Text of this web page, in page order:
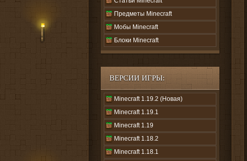
Предметы Minecraft
Мобы Minecraft
Блоки Minecraft
ВЕРСИИ ИГРЫ:
Minecraft 1.19.2 (Новая)
Minecraft 1.19.1
Minecraft 1.19
Minecraft 1.18.2
Minecraft 1.18.1